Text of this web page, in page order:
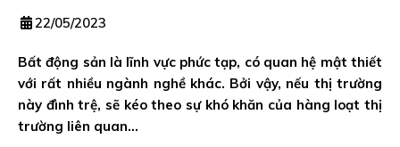
22/05/2023
Bất động sản là lĩnh vực phức tạp, có quan hệ mật thiết
với rất nhiều ngành nghề khác. Bởi vậy, nếu thị trường
này đình trệ, sẽ kéo theo sự khó khăn của hàng loạt thị
trường liên quan…